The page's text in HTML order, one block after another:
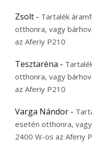
Zsolt - Tartalék
otthonra, vagy
az Aferiy P210
Tesztaréna -
otthonra, vagy
az Aferiy P210
Varga Nándor -
esetén otthonra,
2400 W-os az Aferiy